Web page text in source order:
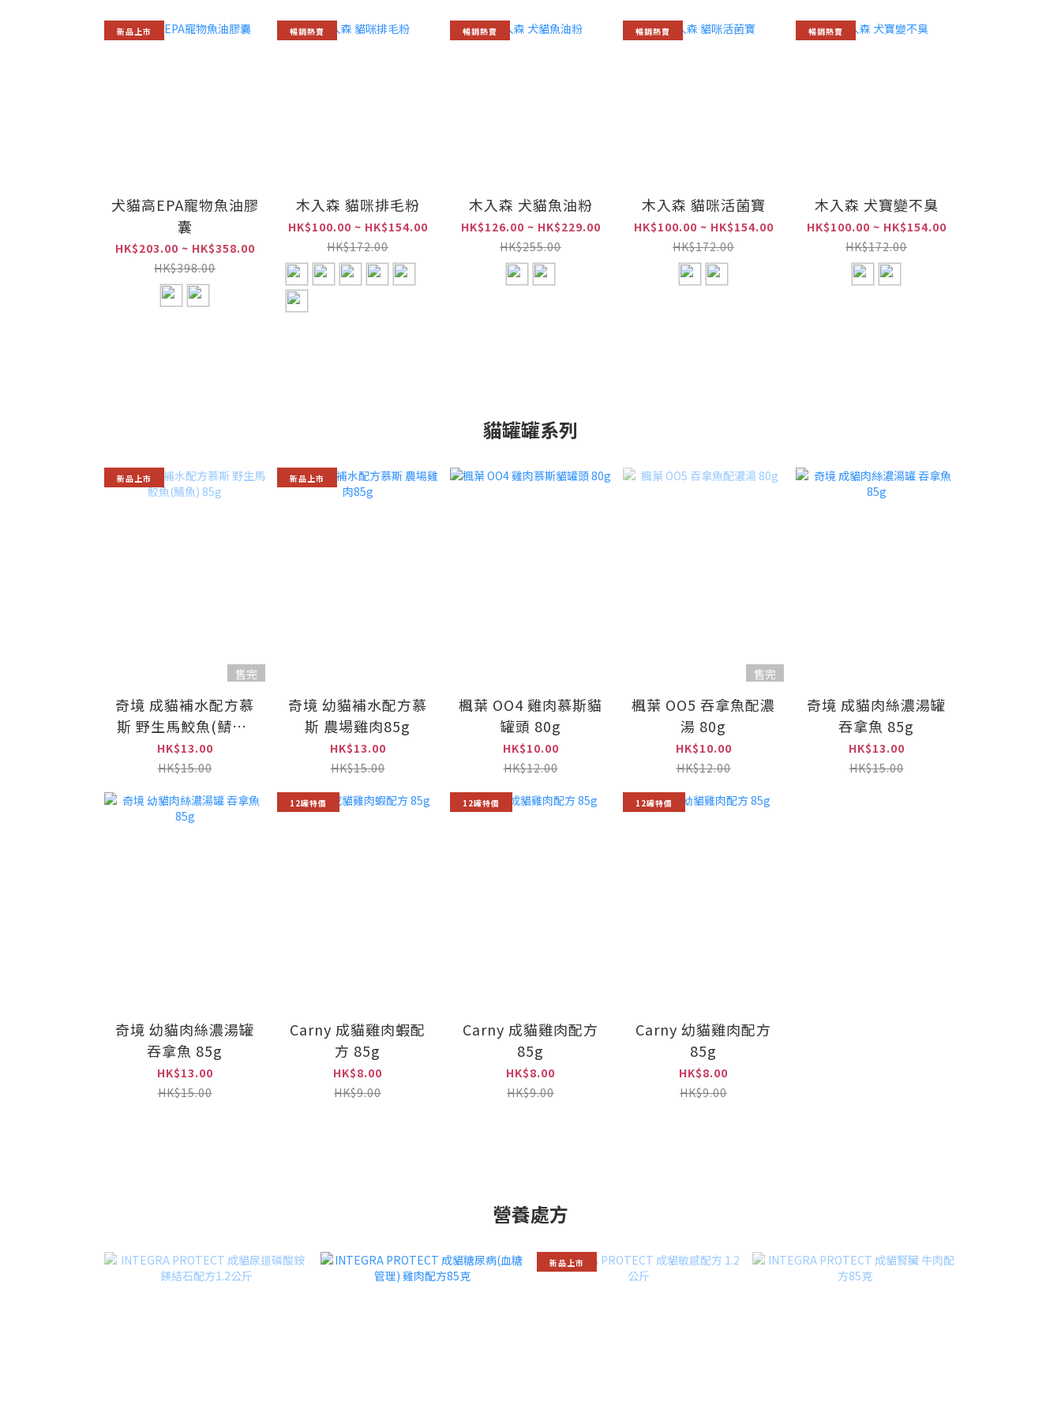
新品上巿
犬貓高EPA寵物魚油膠
囊
HK$203.00 ~ HK$358.00
HK$398.00
暢銷熱賣
木入森 貓咪排毛粉
HK$100.00 ~ HK$154.00
HK$172.00
暢銷熱賣
木入森 犬貓魚油粉
HK$126.00 ~ HK$229.00
HK$255.00
暢銷熱賣
木入森 貓咪活菌寶
HK$100.00 ~ HK$154.00
HK$172.00
暢銷熱賣
木入森 犬寶變不臭
HK$100.00 ~ HK$154.00
HK$172.00
貓罐罐系列
新品上市
售完
奇境 成貓補水配方慕
斯 野生馬鮫魚(鯖魚)
85g
HK$13.00
HK$15.00
新品上市
奇境 幼貓補水配方慕
斯 農場雞肉85g
HK$13.00
HK$15.00
楓葉 OO4 雞肉慕斯貓
罐頭 80g
HK$10.00
HK$12.00
售完
楓葉 OO5 吞拿魚配濃
湯 80g
HK$10.00
HK$12.00
奇境 成貓肉絲濃湯罐
吞拿魚 85g
HK$13.00
HK$15.00
奇境 幼貓肉絲濃湯罐
吞拿魚 85g
HK$13.00
HK$15.00
12罐特價
Carny 成貓雞肉蝦配
方 85g
HK$8.00
HK$9.00
12罐特價
Carny 成貓雞肉配方
85g
HK$8.00
HK$9.00
12罐特價
Carny 幼貓雞肉配方
85g
HK$8.00
HK$9.00
營養處方
新品上巿